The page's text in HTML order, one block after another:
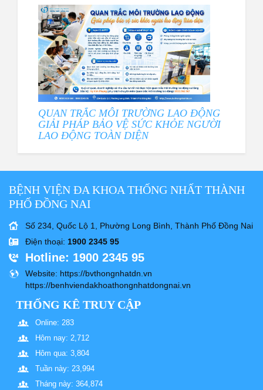
QUAN TRẮC MÔI TRƯỜNG LAO ĐỘNG
GIẢI PHÁP BẢO VỆ SỨC KHỎE NGƯỜI
LAO ĐỘNG TOÀN DIỆN
BỆNH VIỆN ĐA KHOA THỐNG NHẤT THÀNH
PHỐ ĐỒNG NAI
Số 234, Quốc Lộ 1, Phường Long Bình, Thành Phố Đồng Nai
Điện thoại: 1900 2345 95
Hotline: 1900 2345 95
Website: https://bvthongnhatdn.vn
https://benhviendakhoathongnhatdongnai.vn
THỐNG KÊ TRUY CẬP
Online: 283
Hôm nay: 2,712
Hôm qua: 3,804
Tuần này: 23,994
Tháng này: 364,874